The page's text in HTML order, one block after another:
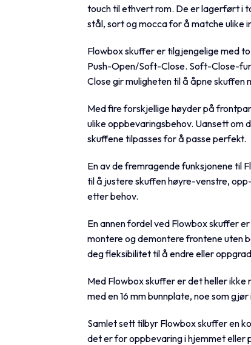
touch til ethvert rom. De er lagerført i
stål, sort og mocca for å matche ulike
Flowbox skuffer er tilgjengelige med
Push-Open/Soft-Close. Soft-Close-
Close gir muligheten til å åpne
Med fire forskjellige høyder på
ulike oppbevaringsbehov. Uansett om
skuffene tilpasses for å passe perfekt.
En av de fremragende funksjonene til
til å justere skuffen høyre-venstre,
etter behov.
En annen fordel ved Flowbox skuffer
montere og demontere frontene uten
deg fleksibilitet til å endre eller
Med Flowbox skuffer er det heller
med en 16 mm bunnplate, noe som
Samlet sett tilbyr Flowbox skuffer en
det er for oppbevaring i hjemmet eller